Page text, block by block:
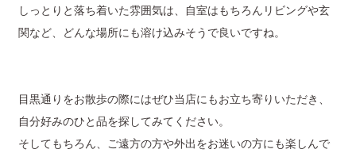
しっとりと落ち着いた雰囲気は、自室はもちろんリビングや玄
関など、どんな場所にも溶け込みそうで良いですね。
目黒通りをお散歩の際にはぜひ当店にもお立ち寄りいただき、
自分好みのひと品を探してみてください。
そしてもちろん、ご遠方の方や外出をお迷いの方にも楽しんで